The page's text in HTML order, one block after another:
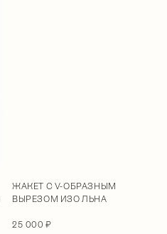
ЖАКЕТ С V-ОБРАЗНЫМ
ВЫРЕЗОМ ИЗО ЛЬНА
25 000 ₽